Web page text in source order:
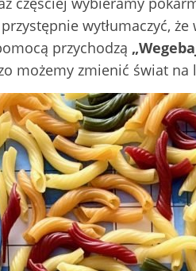
przystępnie wytłumaczyć,
przychodzą
możemy zmienić świat na